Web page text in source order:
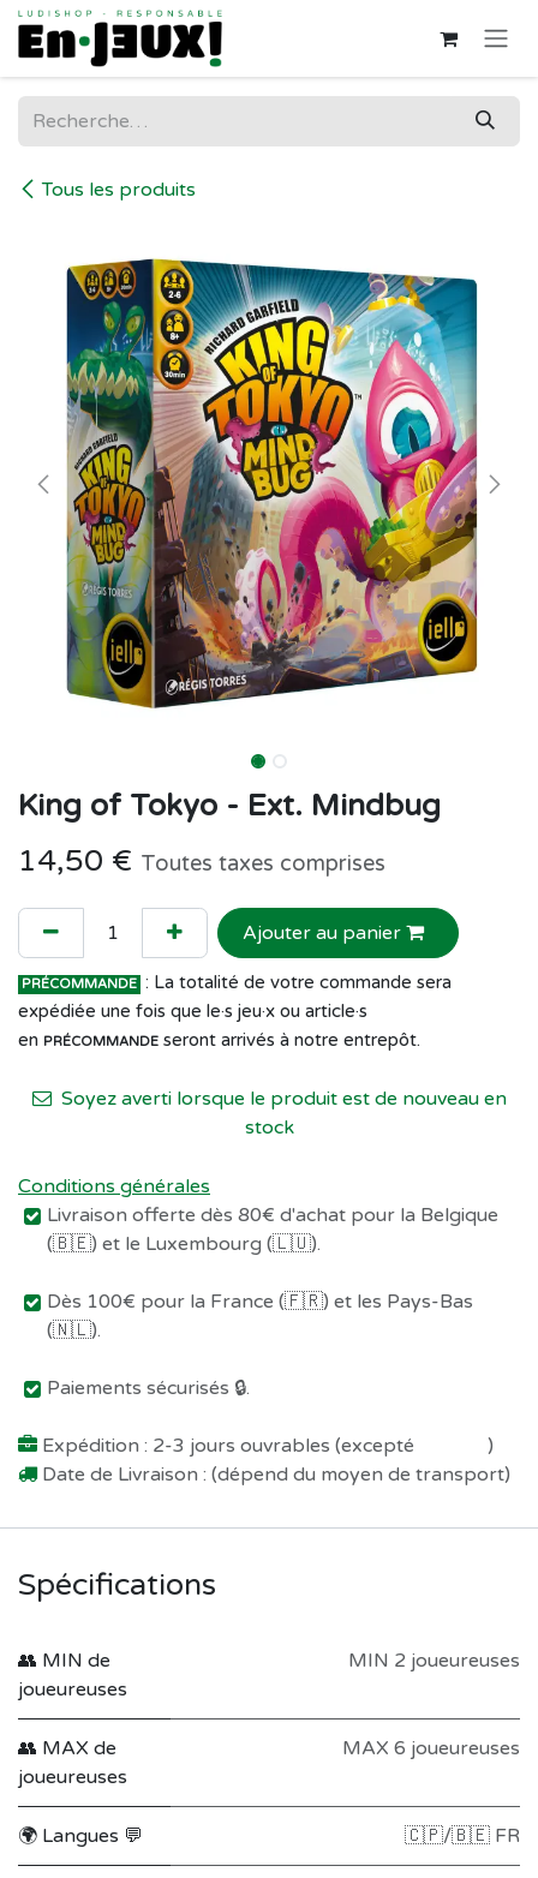
Se rendre au contenu
Tous les produits
King of Tokyo - Ext. Mindbug
14,50 € Toutes taxes comprises
Ajouter au panier
PRÉCOMMANDE : La totalité de votre commande sera
expédiée une fois que le·s jeu·x ou article·s
en PRÉCOMMANDE seront arrivés à notre entrepôt.
Soyez averti lorsque le produit est de nouveau en
stock
Conditions générales
Livraison offerte dès 80€ d'achat pour la Belgique
(🇧🇪) et le Luxembourg (🇱🇺).
Dès 100€ pour la France (🇫🇷) et les Pays-Bas
(🇳🇱).
Paiements sécurisés 🔒.
Expédition : 2-3 jours ouvrables (excepté
)
Date de Livraison : (dépend du moyen de transport)
Spécifications
👥 MIN de
joueureuses
MIN 2 joueureuses
👥 MAX de
joueureuses
MAX 6 joueureuses
🌍 Langues 💬 🇨🇵/🇧🇪 FR